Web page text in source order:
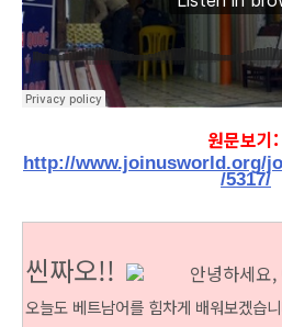
원문보기:
http://www.joinusworld.org/
/5317/
씬짜오!! 안녕하세요
오늘도 베트남어를 힘차게 배워보겠습